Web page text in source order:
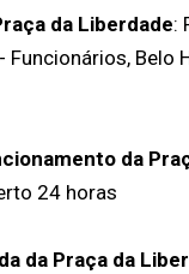
da Liberdade:
Funcionários, Belo
da
24 horas
da Praça da